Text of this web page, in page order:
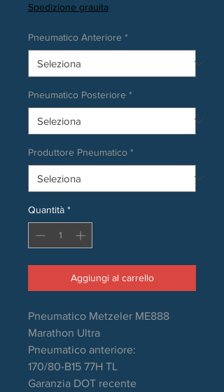
Spedizione grauita
Pneumatico Anteriore *
Pneumatico Posteriore *
Produttore Pneumatico *
Quantità *
Aggiungi al carrello
Pneumatico Metzeler ME888
Marathon Ultra
Pneumatico anteriore:
170/80-B15 77H TL
Garanzia DOT recente